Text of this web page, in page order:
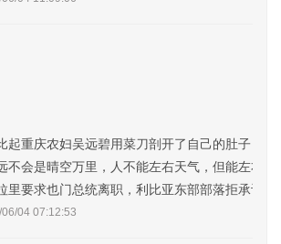
起重庆农妇吴远碧用菜刀剖开了自己的肚子，
不会是晴空万里，人不能左右天气，但能左右
里要求也门总统离职，利比亚东部部落拒承认
04 07:12:53